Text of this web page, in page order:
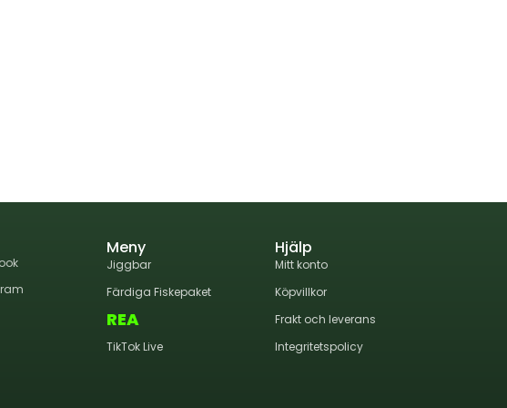
Meny
Jiggbar
Färdiga Fiskepaket
REA
TikTok Live
Hjälp
Mitt konto
Köpvillkor
Frakt och leverans
Integritetspolicy